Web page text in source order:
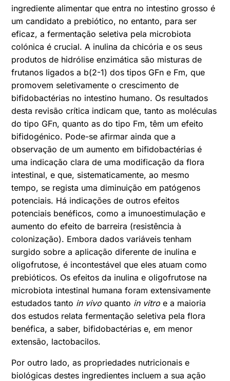
ingrediente alimentar que entra no intestino grosso é
um candidato a prebiótico, no entanto, para ser
eficaz, a fermentação seletiva pela microbiota
colónica é crucial. A inulina da chicória e os seus
produtos de hidrólise enzimática são misturas de
frutanos ligados a b(2-1) dos tipos GFn e Fm, que
promovem seletivamente o crescimento de
bifidobactérias no intestino humano. Os resultados
desta revisão crítica indicam que, tanto as moléculas
do tipo GFn, quanto as do tipo Fm, têm um efeito
bifidogénico. Pode-se afirmar ainda que a
observação de um aumento em bifidobactérias é
uma indicação clara de uma modificação da flora
intestinal, e que, sistematicamente, ao mesmo
tempo, se regista uma diminuição em patógenos
potenciais. Há indicações de outros efeitos
potenciais benéficos, como a imunoestimulação e
aumento do efeito de barreira (resistência à
colonização). Embora dados variáveis tenham
surgido sobre a aplicação diferente de inulina e
oligofrutose, é incontestável que eles atuam como
prebióticos. Os efeitos da inulina e oligofrutose na
microbiota intestinal humana foram extensivamente
estudados tanto in vivo quanto in vitro e a maioria
dos estudos relata fermentação seletiva pela flora
benéfica, a saber, bifidobactérias e, em menor
extensão, lactobacilos.
Por outro lado, as propriedades nutricionais e
biológicas destes ingredientes incluem a sua ação